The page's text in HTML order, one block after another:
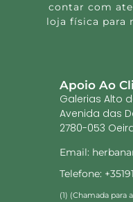
contar com
loja física para
Apoio Ao
Galerias Alto
Avenida das
2780-053
Email:
Telefone:
(1) (Chamada para